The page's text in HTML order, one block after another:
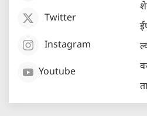
Twitter
Instagram
Youtube